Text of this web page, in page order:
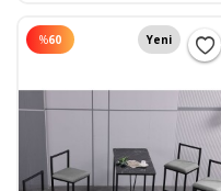
%60 Yeni